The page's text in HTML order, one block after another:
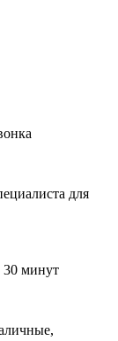
для
30 минут